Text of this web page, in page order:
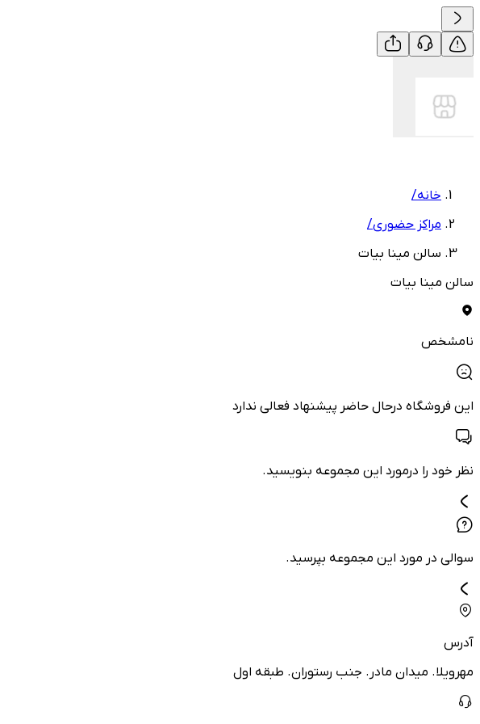
خانه/
مراکز حضوری/
سالن مینا بیات
سالن مینا بیات
نامشخص
این فروشگاه درحال حاضر پیشنهاد فعالی ندارد
نظر خود را درمورد این مجموعه بنویسید.
سوالی در مورد این مجموعه بپرسید.
آدرس
مهرویلا. میدان مادر. جنب رستوران. طبقه اول